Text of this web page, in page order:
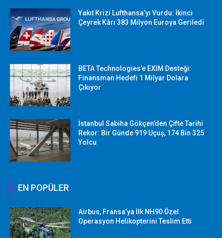
Yakıt Krizi Lufthansa’yı Vurdu: İkinci
Çeyrek Kârı 383 Milyon Euroya Geriledi
BETA Technologies’e EXIM Desteği:
Finansman Hedefi 1 Milyar Dolara
Çıkıyor
İstanbul Sabiha Gökçen’den Çifte Tarihi
Rekor: Bir Günde 919 Uçuş, 174 Bin 325
Yolcu
EN POPÜLER
Airbus, Fransa’ya İlk NH90 Özel
Operasyon Helikopterini Teslim Etti